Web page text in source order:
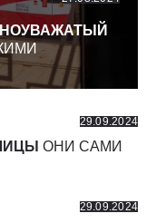
29.09.2024
ОНИ САМИ
29.09.2024